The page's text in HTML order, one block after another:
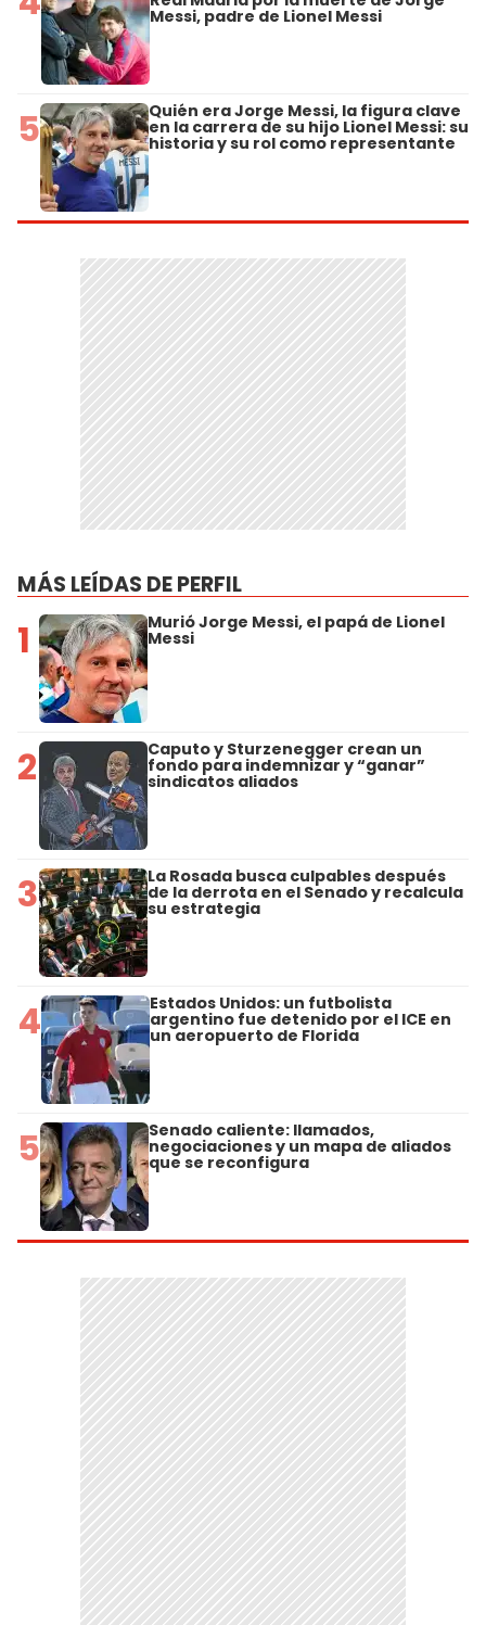
Messi, padre de Lionel Messi
5 Quién era Jorge Messi, la figura clave
en la carrera de su hijo Lionel Messi: su
historia y su rol como representante
MÁS LEÍDAS DE PERFIL
1 Murió Jorge Messi, el papá de Lionel
Messi
2 Caputo y Sturzenegger crean un
fondo para indemnizar y “ganar”
sindicatos aliados
3 La Rosada busca culpables después
de la derrota en el Senado y recalcula
su estrategia
4 Estados Unidos: un futbolista
argentino fue detenido por el ICE en
un aeropuerto de Florida
5 Senado caliente: llamados,
negociaciones y un mapa de aliados
que se reconfigura